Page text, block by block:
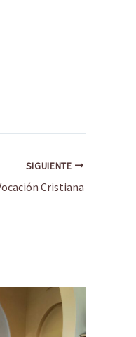
SIGUIENTE
Cristiana